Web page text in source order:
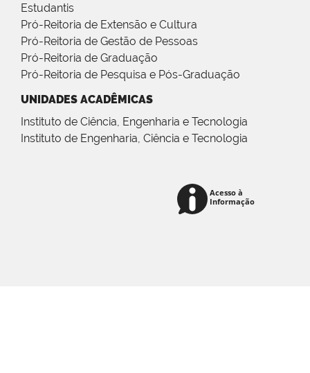
Estudantis
Pró-Reitoria de Extensão e Cultura
Pró-Reitoria de Gestão de Pessoas
Pró-Reitoria de Graduação
Pró-Reitoria de Pesquisa e Pós-Graduação
UNIDADES ACADÊMICAS
Instituto de Ciência, Engenharia e Tecnologia
Instituto de Engenharia, Ciência e Tecnologia